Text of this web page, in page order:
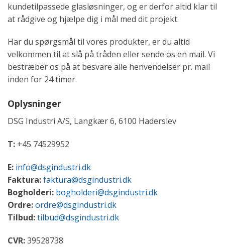
kundetilpassede glasløsninger, og er derfor altid klar til
at rådgive og hjælpe dig i mål med dit projekt.
Har du spørgsmål til vores produkter, er du altid
velkommen til at slå på tråden eller sende os en mail. Vi
bestræber os på at besvare alle henvendelser pr. mail
inden for 24 timer.
Oplysninger
DSG Industri A/S, Langkær 6, 6100 Haderslev
T: +45 74529952
E: info@dsgindustri.dk
Faktura:faktura@dsgindustri.dk
Bogholderi: bogholderi@dsgindustri.dk
Ordre:ordre@dsgindustri.dk
Tilbud:tilbud@dsgindustri.dk
CVR:39528738